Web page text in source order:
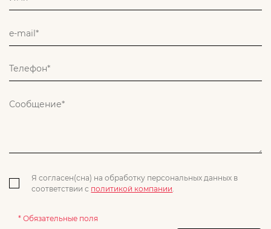
Я согласен(сна) на обработку персональных данных в
соответствии с политикой компании
* Обязательные поля